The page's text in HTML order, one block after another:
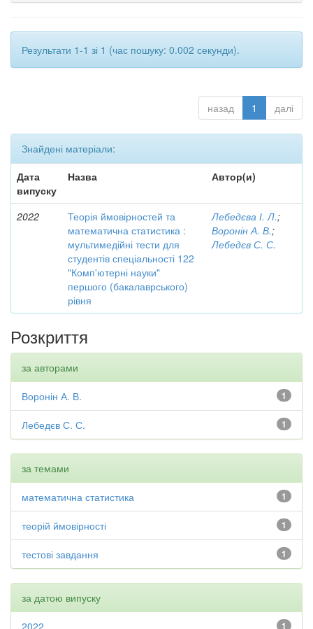
Результати 1-1 зі 1 (час пошуку: 0.002 секунди).
назад 1 далі
Знайдені матеріали:
Дата
випуску
Назва Автор(и)
2022
Теорія ймовірностей та
математична статистика :
мультимедійні тести для
студентів спеціальності 122
"Комп'ютерні науки"
першого (бакалаврського)
рівня
Лебедєва І. Л.;
Воронін А. В.;
Лебедєв С. С.
Розкриття
за авторами
1
Воронін А. В.
1
Лебедєв С. С.
за темами
1
математична статистика
1
теорій ймовірності
1
тестові завдання
за датою випуску
1
2022